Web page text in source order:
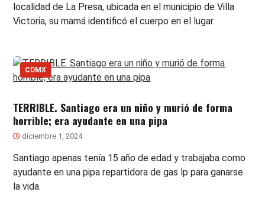
localidad de La Presa, ubicada en el municipio de Villa
Victoria, su mamá identificó el cuerpo en el lugar.
CDMX
TERRIBLE. Santiago era un niño y murió de forma
horrible; era ayudante en una pipa
diciembre 1, 2024
Santiago apenas tenía 15 año de edad y trabajaba como
ayudante en una pipa repartidora de gas lp para ganarse
la vida.